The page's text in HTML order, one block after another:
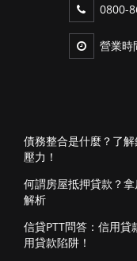
0800-
營業時
債務整合是什麼？了
壓力！
何謂房屋抵押貸款？
解析
信貸PTT問答：信用
用貸款陷阱！